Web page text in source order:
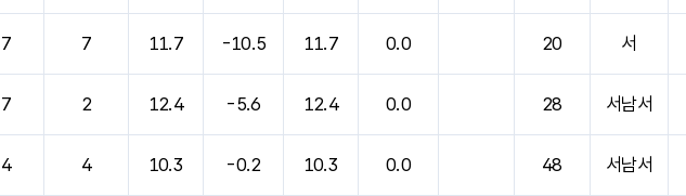
7 7 11.7 -10.5 11.7 0.0 20 서
7 2 12.4 -5.6 12.4 0.0 28 서남서
4 4 10.3 -0.2 10.3 0.0 48 서남서